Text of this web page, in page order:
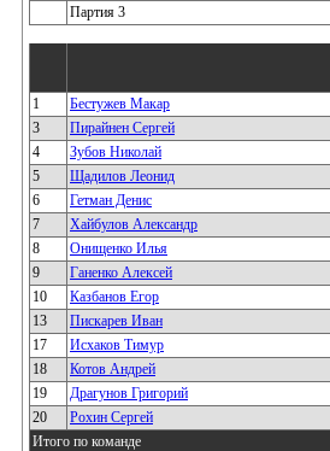
Партия 3
1
Бестужев Макар
3
Пирайнен Сергей
4
Зубов Николай
5
Щадилов Леонид
6
Гетман Денис
7
Хайбулов Александр
8
Онищенко Илья
9
Ганенко Алексей
10
Казбанов Егор
13
Пискарев Иван
17
Исхаков Тимур
18
Котов Андрей
19
Драгунов Григорий
20
Рохин Сергей
Итого по команде